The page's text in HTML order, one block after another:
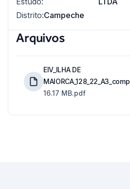
Distrito:Campeche
Arquivos
EIV_ILHA DE
MAIORCA_128_22_A3_comp
16.17 MB.pdf